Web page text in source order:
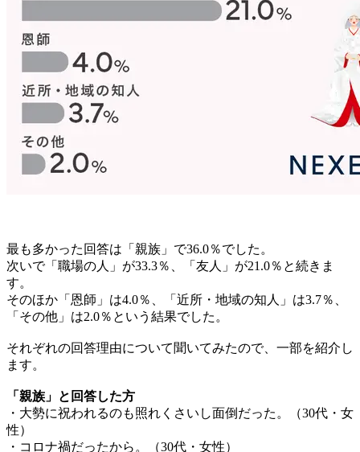
最も多かった回答は「親族」で36.0％でした。
次いで「職場の人」が33.3％、「友人」が21.0％と続きま
す。
そのほか「恩師」は4.0％、「近所・地域の知人」は3.7％、
「その他」は2.0％という結果でした。
それぞれの回答理由について聞いてみたので、一部を紹介し
ます。
「親族」と回答した方
・大勢に祝われるのも照れくさいし面倒だった。（30代・女
性）
・コロナ禍だったから。（30代・女性）